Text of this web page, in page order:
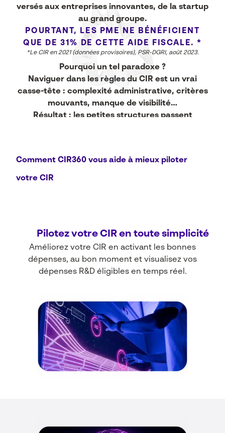
versés aux entreprises innovantes, de la startup
au grand groupe.
POURTANT, LES PME NE BÉNÉFICIENT
QUE DE 31% DE CETTE AIDE FISCALE. *
*Le CIR en 2021 (données provisoires), PSR-DGRI, août 2023.
Pourquoi un tel paradoxe ?
Naviguer dans les règles du CIR est un vrai
casse-tête : complexité administrative, critères
mouvants, manque de visibilité…
Résultat : les petites structures passent
Comment CIR360 vous aide à mieux piloter
votre CIR
Pilotez votre CIR en toute simplicité
Améliorez votre CIR en activant les bonnes
dépenses, au bon moment et visualisez vos
dépenses R&D éligibles en temps réel.